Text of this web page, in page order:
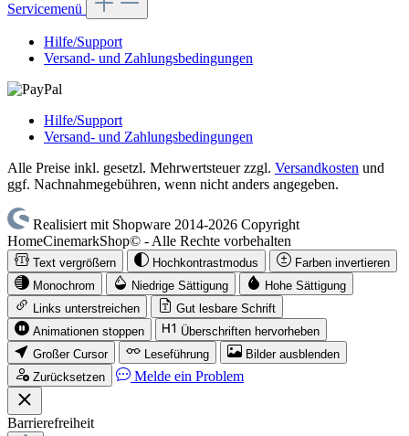
Servicemenü
Hilfe/Support
Versand- und Zahlungsbedingungen
Hilfe/Support
Versand- und Zahlungsbedingungen
Alle Preise inkl. gesetzl. Mehrwertsteuer zzgl. Versandkosten und
ggf. Nachnahmegebühren, wenn nicht anders angegeben.
Realisiert mit Shopware 2014-2026 Copyright
HomeCinemarkShop© - Alle Rechte vorbehalten
Text vergrößern Hochkontrastmodus
Farben invertieren
Monochrom
Niedrige Sättigung
Hohe Sättigung
Links unterstreichen
Gut lesbare Schrift
Animationen stoppen
Überschriften hervorheben
Großer Cursor
Leseführung
Bilder ausblenden
Zurücksetzen
Melde ein Problem
Barrierefreiheit